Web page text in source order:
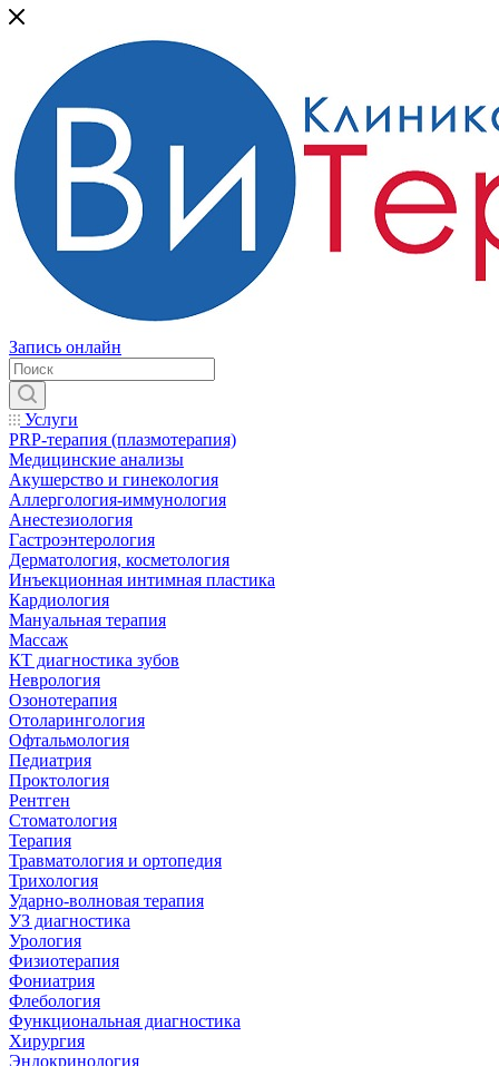
Запись онлайн
Услуги
PRP-терапия (плазмотерапия)
Медицинские анализы
Акушерство и гинекология
Аллергология-иммунология
Анестезиология
Гастроэнтерология
Дерматология, косметология
Инъекционная интимная пластика
Кардиология
Мануальная терапия
Массаж
КТ диагностика зубов
Неврология
Озонотерапия
Отоларингология
Офтальмология
Педиатрия
Проктология
Рентген
Стоматология
Терапия
Травматология и ортопедия
Трихология
Ударно-волновая терапия
УЗ диагностика
Урология
Физиотерапия
Фониатрия
Флебология
Функциональная диагностика
Хирургия
Эндокринология